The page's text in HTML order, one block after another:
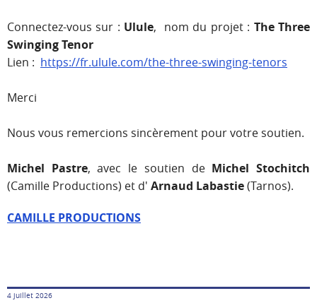
Connectez-vous sur : Ulule, nom du projet : The Three
Swinging Tenor
Lien : https://fr.ulule.com/the-three-swinging-tenors
Merci
Nous vous remercions sincèrement pour votre soutien.
Michel Pastre, avec le soutien de Michel Stochitch
(Camille Productions) et d' Arnaud Labastie(Tarnos).
CAMILLE PRODUCTIONS
4 juillet 2026